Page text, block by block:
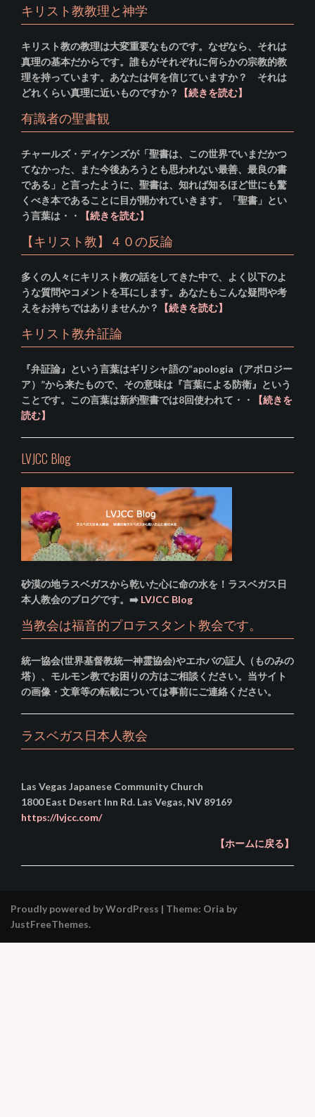
キリスト教教理と神学
キリスト教の教理は大変重要なものです。なぜなら、それは
真理の基本だからです。誰もがそれぞれに何らかの宗教的教
理を持っています。あなたは何を信じていますか？ それは
どれくらい真理に近いものですか？
【続きを読む】
有識者の聖書観
チャールズ・ディケンズが「聖書は、この世界でいまだかつ
てなかった、また今後あろうとも思われない最善、最良の書
である」と言ったように、聖書は、知れば知るほど世にも驚
くべき本であることに目が開かれていきます。「聖書」とい
う言葉は・・
【続きを読む】
【キリスト教】４０の反論
多くの人々にキリスト教の話をしてきた中で、よく以下のよ
うな質問やコメントを耳にします。あなたもこんな疑問や考
えをお持ちではありませんか？
【続きを読む】
キリスト教弁証論
『弁証論』という言葉はギリシャ語の“apologia（アポロジー
ア）”から来たもので、その意味は『言葉による防衛』という
ことです。この言葉は新約聖書では8回使われて・・
【続きを
読む】
LVJCC Blog
砂漠の地ラスベガスから乾いた心に命の水を！ラスベガス日
本人教会のブログです。➡️ LVJCC Blog
当教会は福音的プロテスタント教会です。
統一協会(世界基督教統一神霊協会)やエホバの証人（ものみの
塔）、モルモン教でお困りの方はご相談ください。当サイト
の画像・文章等の転載については事前にご連絡ください。
ラスベガス日本人教会
Las Vegas Japanese Community Church
1800 East Desert Inn Rd. Las Vegas, NV 89169
https://lvjcc.com/
【ホームに戻る】
Proudly powered by WordPress | Theme: Oria by
JustFreeThemes.